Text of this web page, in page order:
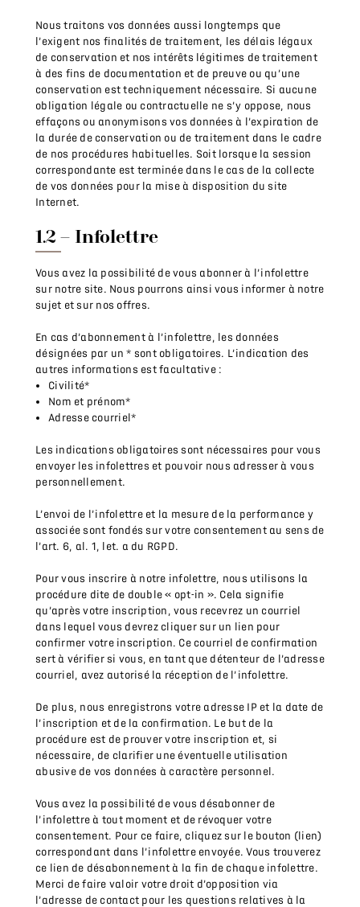
Nous traitons vos données aussi longtemps que
l’exigent nos finalités de traitement, les délais légaux
de conservation et nos intérêts légitimes de traitement
à des fins de documentation et de preuve ou qu’une
conservation est techniquement nécessaire. Si aucune
obligation légale ou contractuelle ne s’y oppose, nous
effaçons ou anonymisons vos données à l’expiration de
la durée de conservation ou de traitement dans le cadre
de nos procédures habituelles. Soit lorsque la session
correspondante est terminée dans le cas de la collecte
de vos données pour la mise à disposition du site
Internet.
1.2 – Infolettre
Vous avez la possibilité de vous abonner à l’infolettre
sur notre site. Nous pourrons ainsi vous informer à notre
sujet et sur nos offres.
En cas d’abonnement à l’infolettre, les données
désignées par un * sont obligatoires. L’indication des
autres informations est facultative :
Civilité*
Nom et prénom*
Adresse courriel*
Les indications obligatoires sont nécessaires pour vous
envoyer les infolettres et pouvoir nous adresser à vous
personnellement.
L’envoi de l’infolettre et la mesure de la performance y
associée sont fondés sur votre consentement au sens de
l’art. 6, al. 1, let. a du RGPD.
Pour vous inscrire à notre infolettre, nous utilisons la
procédure dite de double « opt-in ». Cela signifie
qu’après votre inscription, vous recevrez un courriel
dans lequel vous devrez cliquer sur un lien pour
confirmer votre inscription. Ce courriel de confirmation
sert à vérifier si vous, en tant que détenteur de l’adresse
courriel, avez autorisé la réception de l’infolettre.
De plus, nous enregistrons votre adresse IP et la date de
l’inscription et de la confirmation. Le but de la
procédure est de prouver votre inscription et, si
nécessaire, de clarifier une éventuelle utilisation
abusive de vos données à caractère personnel.
Vous avez la possibilité de vous désabonner de
l’infolettre à tout moment et de révoquer votre
consentement. Pour ce faire, cliquez sur le bouton (lien)
correspondant dans l’infolettre envoyée. Vous trouverez
ce lien de désabonnement à la fin de chaque infolettre.
Merci de faire valoir votre droit d’opposition via
l’adresse de contact pour les questions relatives à la